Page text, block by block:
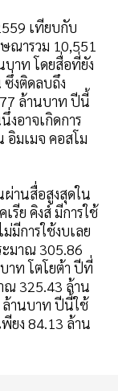
เทียบกับ
ณารวม 10,551
าท โดยสื่อที่ยัง
งติดลบถึง
ล้านบาท ปีนี้
อาจเกิดการ
มเมจ คอสโม
ผ่านสื่อสูงสุดใน
รีย คิงส์ มีการใช้
มีการใช้งบเลย
ะมาณ 305.86
ท โตโยต้า ปีที่
ณ 325.43 ล้าน
ล้านบาท ปีนี้ใช้
ยง 84.13 ล้าน